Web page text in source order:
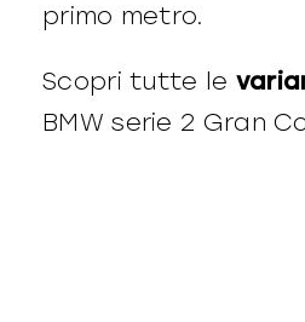
primo metro.
Scopri tutte le
BMW serie 2 Gran